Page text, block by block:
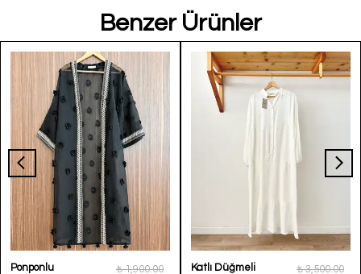
Benzer Ürünler
Ponponlu
₺ 1,900.00
Katlı Düğmeli
₺ 3,500.00